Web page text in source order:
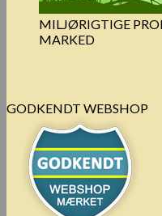
MILJØRIGTIGE
MARKED
GODKENDT WEBSHOP